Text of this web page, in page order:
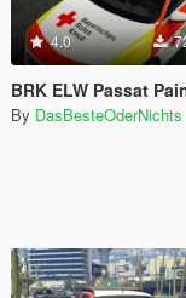
4.0
BRK ELW Passat
By DasBesteOderNichts